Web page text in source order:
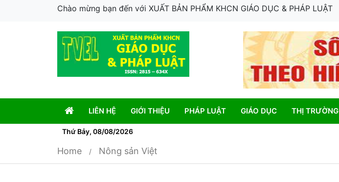
Chào mừng bạn đến với XUẤT BẢN PHẨM KHCN GIÁO DỤC & PHÁP LUẬT
LIÊN HỆ GIỚI THIỆU PHÁP LUẬT GIÁO DỤC THỊ TRƯỜNG
Thứ Bảy, 08/08/2026
Home Nông sản Việt